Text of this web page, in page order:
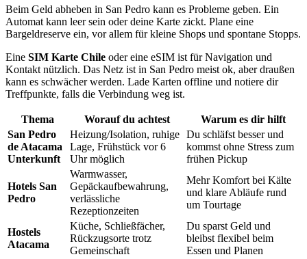
Beim Geld abheben in San Pedro kann es Probleme geben. Ein
Automat kann leer sein oder deine Karte zickt. Plane eine
Bargeldreserve ein, vor allem für kleine Shops und spontane Stopps.
Eine SIM Karte Chile oder eine eSIM ist für Navigation und
Kontakt nützlich. Das Netz ist in San Pedro meist ok, aber draußen
kann es schwächer werden. Lade Karten offline und notiere dir
Treffpunkte, falls die Verbindung weg ist.
Thema Worauf du achtest
Warum es dir hilft
San Pedro
de Atacama
Unterkunft
Heizung/Isolation, ruhige
Lage, Frühstück vor 6
Uhr möglich
Du schläfst besser und
kommst ohne Stress zum
frühen Pickup
Hotels San
Pedro
Warmwasser,
Gepäckaufbewahrung,
verlässliche
Rezeptionzeiten
Mehr Komfort bei Kälte
und klare Abläufe rund
um Tourtage
Hostels
Atacama
Küche, Schließfächer,
Rückzugsorte trotz
Gemeinschaft
Du sparst Geld und
bleibst flexibel beim
Essen und Planen